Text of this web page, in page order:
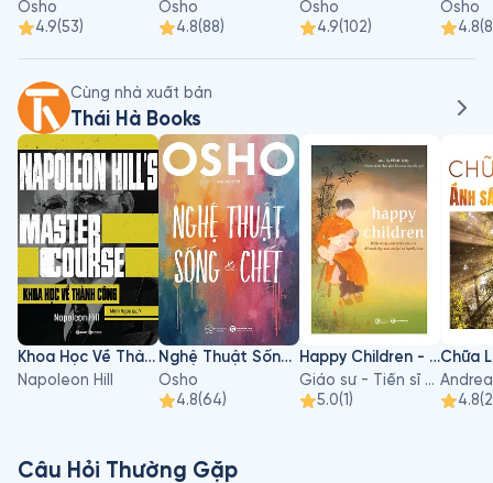
Osho
4.9(53)
Osho
4.8(88)
Osho
4.9(102)
Osho
4.8(
Cùng nhà xuất bản
Thái Hà Books
Khoa Học Về Thành Công
Napoleon Hill
Nghệ Thuật Sống Và Chết
Osho
4.8(64)
Happy Children - Hiểu Về Sự Phát Triển Của Trẻ Để Nuôi Dạy Con An Lạc Và Hạnh Phúc
Giáo sư - Tiến sĩ Hà Vĩnh Thọ
5.0(1)
4.8(
Câu Hỏi Thường Gặp